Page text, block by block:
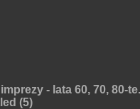
- lata 60, 70, 80-te.
(5)